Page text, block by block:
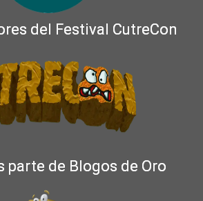
del Festival CutreCon
parte de Blogos de Oro